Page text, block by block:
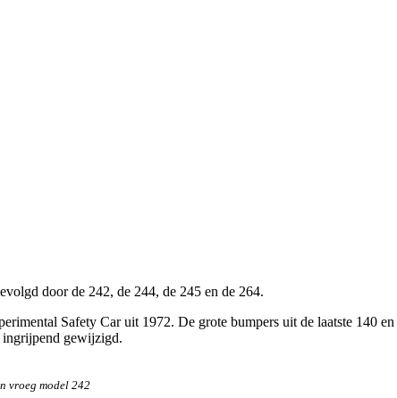
door de 242, de 244, de 245 en de 264.
Safety Car uit 1972. De grote bumpers uit de laatste 140
ingrijpend gewijzigd.
vroeg model 242